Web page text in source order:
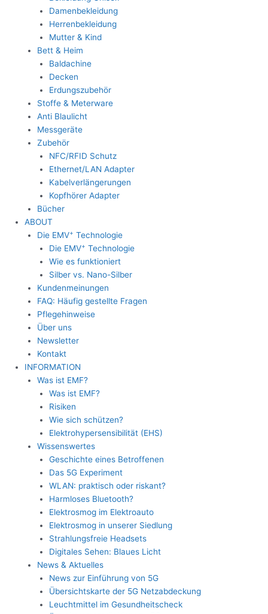
Damenbekleidung
Herrenbekleidung
Mutter & Kind
Bett & Heim
Baldachine
Decken
Erdungszubehör
Stoffe & Meterware
Anti Blaulicht
Messgeräte
Zubehör
NFC/RFID Schutz
Ethernet/LAN Adapter
Kabelverlängerungen
Kopfhörer Adapter
Bücher
ABOUT
Die EMV+ Technologie
Die EMV+ Technologie
Wie es funktioniert
Silber vs. Nano-Silber
Kundenmeinungen
FAQ: Häufig gestellte Fragen
Pflegehinweise
Über uns
Newsletter
Kontakt
INFORMATION
Was ist EMF?
Was ist EMF?
Risiken
Wie sich schützen?
Elektrohypersensibilität (EHS)
Wissenswertes
Geschichte eines Betroffenen
Das 5G Experiment
WLAN: praktisch oder riskant?
Harmloses Bluetooth?
Elektrosmog im Elektroauto
Elektrosmog in unserer Siedlung
Strahlungsfreie Headsets
Digitales Sehen: Blaues Licht
News & Aktuelles
News zur Einführung von 5G
Übersichtskarte der 5G Netzabdeckung
Leuchtmittel im Gesundheitscheck